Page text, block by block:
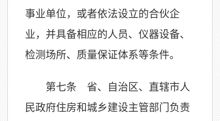
事业单位，或者依法设立的合伙企
业，并具备相应的人员、仪器设备、
检测场所、质量保证体系等条件。
第七条 省、自治区、直辖市人
民政府住房和城乡建设主管部门负责